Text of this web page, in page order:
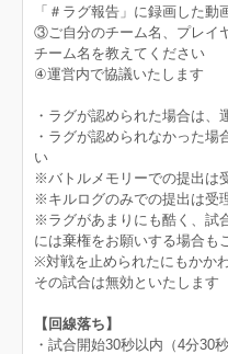
「＃ラグ報告」に録画した動
③ご自分のチーム名、プレイ
チーム名を教えてください
④運営内で協議いたします
・ラグが認められた場合は
・ラグが認められなかった場
い
※バトルメモリーでの提出は
※キルログのみでの提出は受
※ラグがあまりにも酷く、試
には棄権をお願いする場合も
※対戦を止められたにもかか
その試合は無効といたします
【回線落ち】
・試合開始30秒以内（4分30